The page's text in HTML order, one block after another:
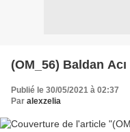
(OM_56) Baldan
Publié le 30/05/2021 à 02:37
Par alexzelia